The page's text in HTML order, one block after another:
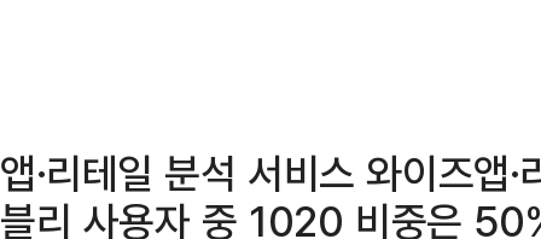
앱·리테일 분석 서비스 와이즈앱
블리 사용자 중 1020 비중은